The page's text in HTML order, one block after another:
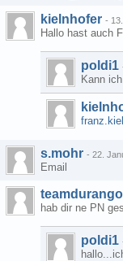
kielnhofer -
Hallo hast auch
poldi1
Kann
s.mohr - 22.
Email
teamdurango
hab dir ne PN
poldi1